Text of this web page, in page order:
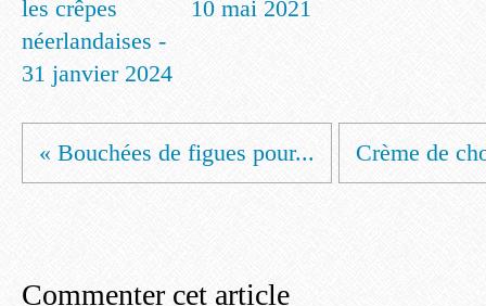
les crêpes
néerlandaises -
31 janvier 2024
10 mai 2021
« Bouchées de figues pour... Crème de
Commenter cet article